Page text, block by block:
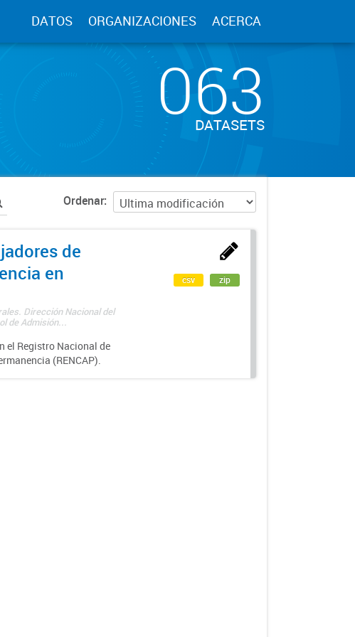
DATOS ORGANIZACIONES ACERCA
063
DATASETS
Ordenar
de
en
Dirección Nacional del
de Admisión...
el Registro Nacional de
(RENCAP).
csv zip